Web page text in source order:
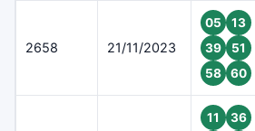
2658 21/11/2023
05
13
39
51
58
60
11
36